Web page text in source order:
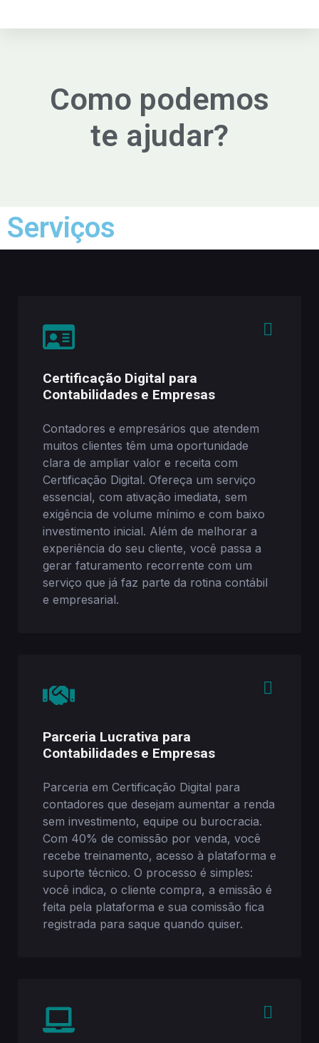
Como podemos
te ajudar?
Serviços
Certificação Digital para
Contabilidades e Empresas
Contadores e empresários que atendem
muitos clientes têm uma oportunidade
clara de ampliar valor e receita com
Certificação Digital. Ofereça um serviço
essencial, com ativação imediata, sem
exigência de volume mínimo e com baixo
investimento inicial. Além de melhorar a
experiência do seu cliente, você passa a
gerar faturamento recorrente com um
serviço que já faz parte da rotina contábil
e empresarial.
Parceria Lucrativa para
Contabilidades e Empresas
Parceria em Certificação Digital para
contadores que desejam aumentar a renda
sem investimento, equipe ou burocracia.
Com 40% de comissão por venda, você
recebe treinamento, acesso à plataforma e
suporte técnico. O processo é simples:
você indica, o cliente compra, a emissão é
feita pela plataforma e sua comissão fica
registrada para saque quando quiser.